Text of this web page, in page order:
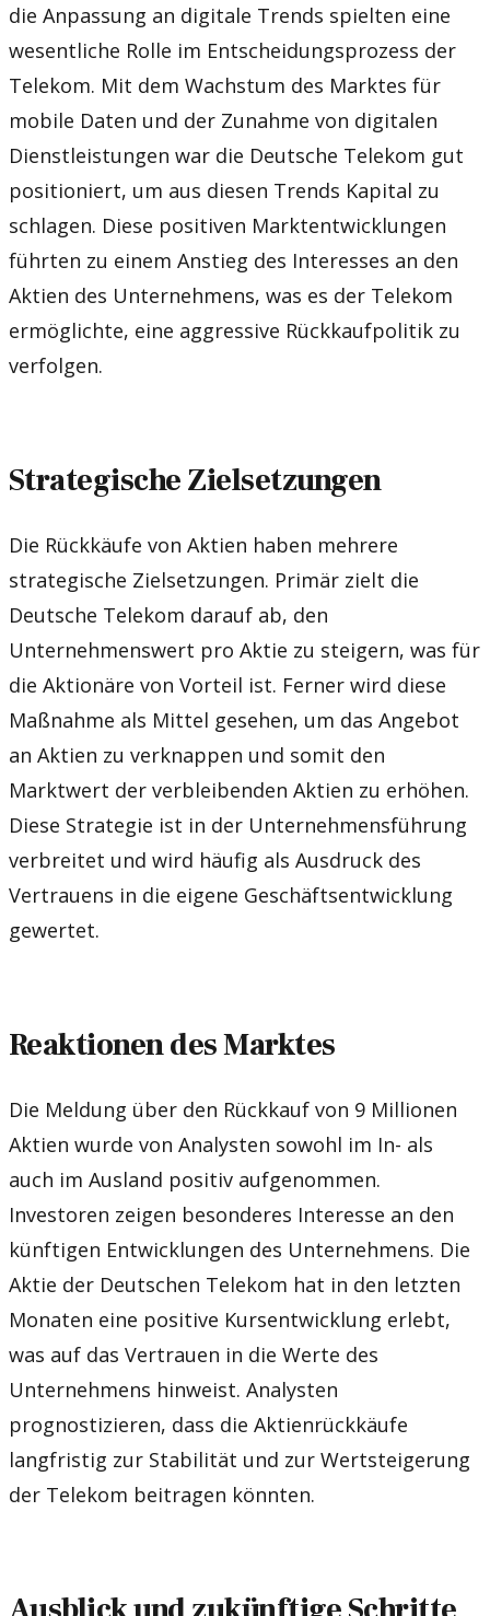
die Anpassung an digitale Trends spielten eine
wesentliche Rolle im Entscheidungsprozess der
Telekom. Mit dem Wachstum des Marktes für
mobile Daten und der Zunahme von digitalen
Dienstleistungen war die Deutsche Telekom gut
positioniert, um aus diesen Trends Kapital zu
schlagen. Diese positiven Marktentwicklungen
führten zu einem Anstieg des Interesses an den
Aktien des Unternehmens, was es der Telekom
ermöglichte, eine aggressive Rückkaufpolitik zu
verfolgen.
Strategische Zielsetzungen
Die Rückkäufe von Aktien haben mehrere
strategische Zielsetzungen. Primär zielt die
Deutsche Telekom darauf ab, den
Unternehmenswert pro Aktie zu steigern, was für
die Aktionäre von Vorteil ist. Ferner wird diese
Maßnahme als Mittel gesehen, um das Angebot
an Aktien zu verknappen und somit den
Marktwert der verbleibenden Aktien zu erhöhen.
Diese Strategie ist in der Unternehmensführung
verbreitet und wird häufig als Ausdruck des
Vertrauens in die eigene Geschäftsentwicklung
gewertet.
Reaktionen des Marktes
Die Meldung über den Rückkauf von 9 Millionen
Aktien wurde von Analysten sowohl im In- als
auch im Ausland positiv aufgenommen.
Investoren zeigen besonderes Interesse an den
künftigen Entwicklungen des Unternehmens. Die
Aktie der Deutschen Telekom hat in den letzten
Monaten eine positive Kursentwicklung erlebt,
was auf das Vertrauen in die Werte des
Unternehmens hinweist. Analysten
prognostizieren, dass die Aktienrückkäufe
langfristig zur Stabilität und zur Wertsteigerung
der Telekom beitragen könnten.